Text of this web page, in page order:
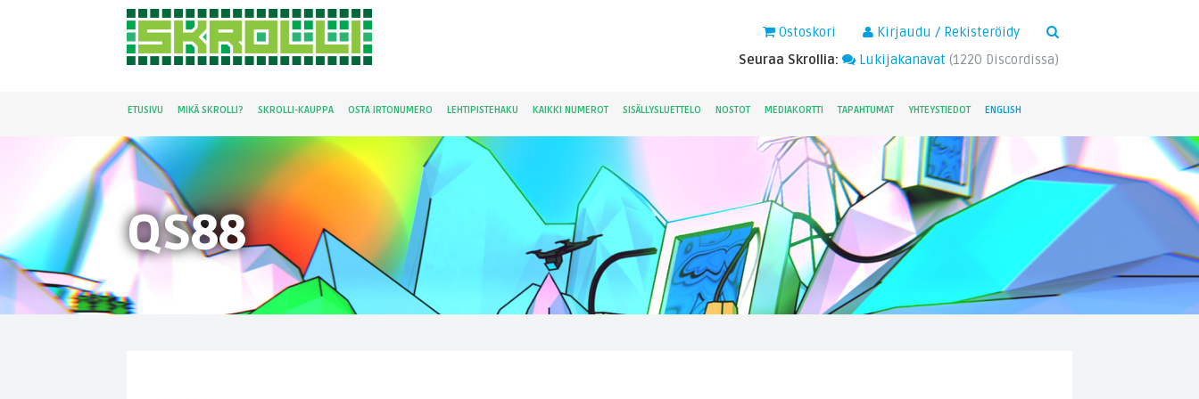
Kirjaudu / Rekisteröidy
Ostoskori
Seuraa Skrollia:
Lukijakanavat (1220 Discordissa)
ETUSIVU MIKÄ SKROLLI? SKROLLI-KAUPPA OSTA IRTONUMERO LEHTIPISTEHAKU KAIKKI NUMEROT SISÄLLYSLUETTELO NOSTOT MEDIAKORTTI TAPAHTUMAT YHTEYSTIEDOT ENGLISH
QS88